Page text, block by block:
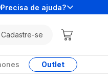
Precisa de ajuda?
se
Outlet